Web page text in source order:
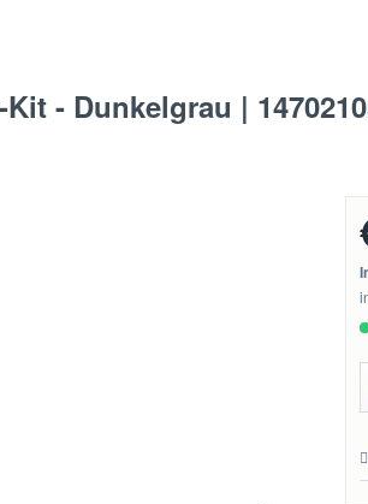
- Dunkelgrau |